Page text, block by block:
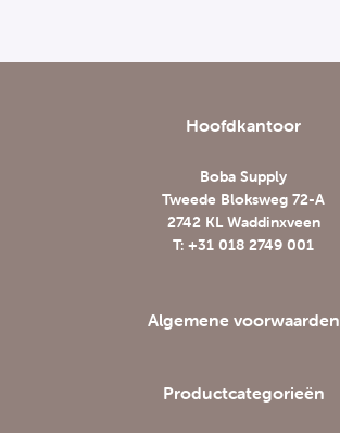
Hoofdkantoor
Boba Supply
Tweede Bloksweg 72-A
2742 KL Waddinxveen
T: +31 018 2749 001
Algemene voorwaarden
Productcategorieën